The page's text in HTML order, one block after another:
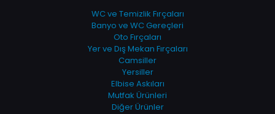
WC ve Temizlik Fırçaları
Banyo ve WC Gereçleri
Oto Fırçaları
Yer ve Dış Mekan Fırçaları
Camsiller
Yersiller
Elbise Askıları
Mutfak Ürünleri
Diğer Ürünler